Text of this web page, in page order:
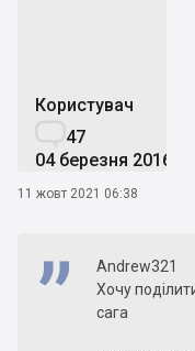
Користувач
47
04 березня 2016
11 жовт 2021 06:38
Andrew321
Хочу
сага